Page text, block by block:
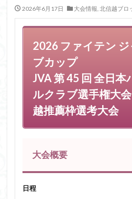
2026年6月17日 大会情報, 北信越ブロ
2026 ファイテン
ブカップ
JVA 第 45 回 全日本
ルクラブ選手権大
越推薦枠選考大会
大会概要
日程
クラブカップ 指導普及委員会